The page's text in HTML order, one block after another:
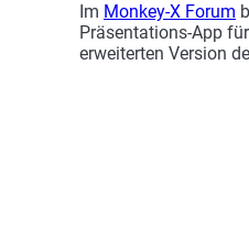
Im Monkey-X Forum
Präsentations-App
erweiterten Version